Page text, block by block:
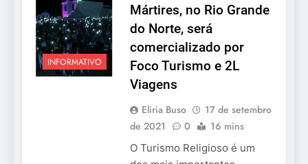
INFORMATIVO
Mártires, no Rio Grande
do Norte, será
comercializado por
Foco Turismo e 2L
Viagens
Eliria Buso
17 de setembro
de 2021
0 16 mins
O Turismo Religioso é um